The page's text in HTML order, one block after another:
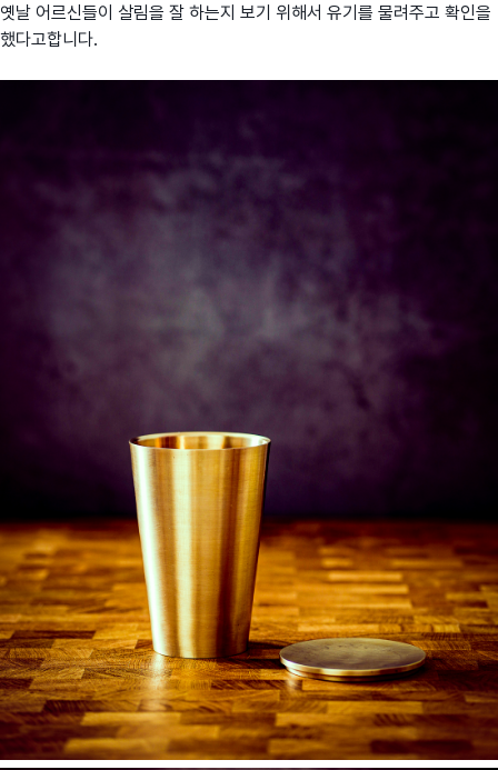
옛날 어르신들이 살림을 잘 하는지 보기 위해서 유기를 물려주고 확인을
했다고합니다.